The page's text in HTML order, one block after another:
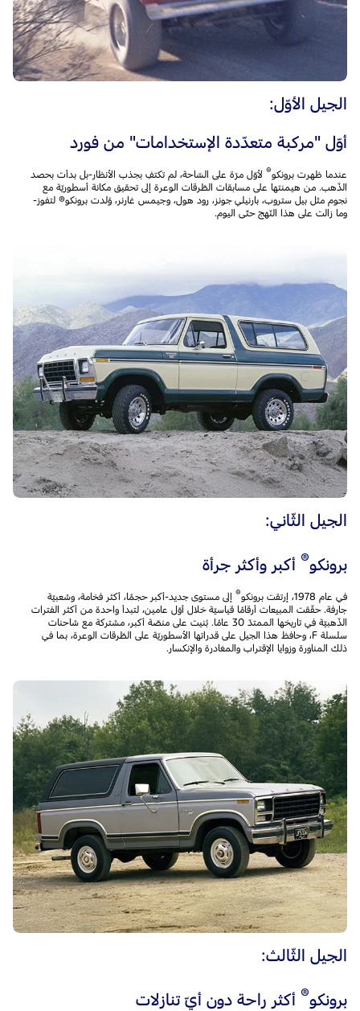
الجيل الأوّل:
أوّل "مركبة متعدّدة الإستخدامات" من فورد
عندما ظهرت برونكو® لأوّل مرّة على السّاحة، لم تكتفِ بجذب الأنظار-بل بدأت بحصد
الذّهب. من هيمنتها على مسابقات الطّرقات الوعرة إلى تحقيق مكانة أسطوريّة مع
نجوم مثل بيل ستروب، بارنيلي جونز، رود هول، وجيمس غارنر، وُلدت برونكو® لتفوز-
وما زالت على هذا النّهج حتّى اليوم.
الجيل الثّاني:
برونكو® أكبر وأكثر جرأة
في عام 1978، إرتقت برونكو ® إلى مستوى جديد-أكبر حجمًا، أكثر فخامة، وشعبيّة
جارفة. حقّقت المبيعات أرقامًا قياسيّة خلال أوّل عامين، لتبدأ واحدة من أكثر الفترات
الذّهبيّة في تاريخها الممتدّ 30 عامًا. بُنيت على منصّة أكبر، مشتركة مع شاحنات
سلسلة F، وحافظ هذا الجيل على قدراتها الأسطوريّة على الطّرقات الوعرة، بما في
ذلك المناورة وزوايا الإقتراب والمغادرة والإنكسار.
الجيل الثّالث:
برونكو® أكثر راحة دون أيّ تنازلات